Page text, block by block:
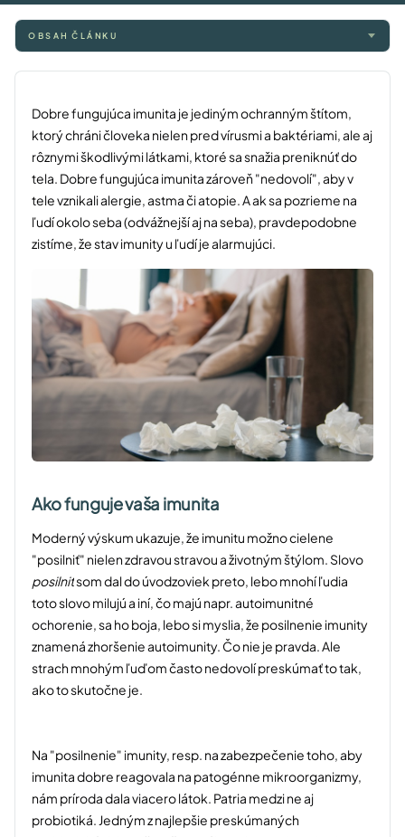
OBSAH ČLÁNKU
Dobre fungujúca imunita je jediným ochranným štítom,
ktorý chráni človeka nielen pred vírusmi a baktériami, ale aj
rôznymi škodlivými látkami, ktoré sa snažia preniknúť do
tela. Dobre fungujúca imunita zároveň "nedovolí", aby v
tele vznikali alergie, astma či atopie. A ak sa pozrieme na
ľudí okolo seba (odvážnejší aj na seba), pravdepodobne
zistíme, že stav imunity u ľudí je alarmujúci.
Ako funguje vaša imunita
Moderný výskum ukazuje, že imunitu možno cielene
"posilniť" nielen zdravou stravou a životným štýlom. Slovo
posilniťsom dal do úvodzoviek preto, lebo mnohí ľudia
toto slovo milujú a iní, čo majú napr. autoimunitné
ochorenie, sa ho boja, lebo si myslia, že posilnenie imunity
znamená zhoršenie autoimunity. Čo nie je pravda. Ale
strach mnohým ľuďom často nedovolí preskúmať to tak,
ako to skutočne je.
Na "posilnenie" imunity, resp. na zabezpečenie toho, aby
imunita dobre reagovala na patogénne mikroorganizmy,
nám príroda dala viacero látok. Patria medzi ne aj
probiotiká. Jedným z najlepšie preskúmaných